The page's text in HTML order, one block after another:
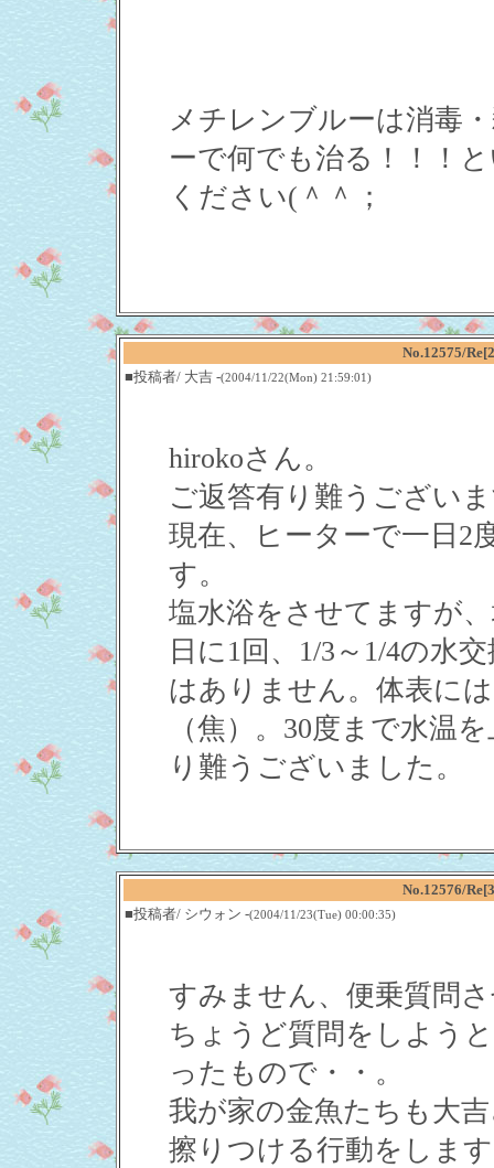
メチレンブルーは消毒
ーで何でも治る！！！
ください(＾＾；
No.12575/
■投稿者/ 大吉 -(2004/11/22(Mon) 21:59:01)
hirokoさん。
ご返答有り難うござい
現在、ヒーターで一日2
す。
塩水浴をさせてますが
日に1回、1/3～1/4の水
はありません。体表に
（焦）。30度まで水温
り難うございました。
No.12576/
■投稿者/ シウォン -(2004/11/23(Tue) 00:00:35)
すみません、便乗質問
ちょうど質問をしよう
ったもので・・。
我が家の金魚たちも大
擦りつける行動をしま